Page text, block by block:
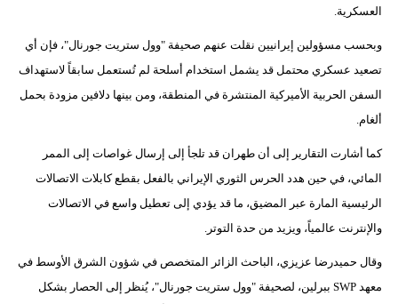
سيارات
العسكرية.
وبحسب مسؤولين إيرانيين نقلت عنهم صحيفة "وول ستريت جورنال"، فإن أي
تصعيد عسكري محتمل قد يشمل استخدام أسلحة لم تُستعمل سابقاً لاستهداف
السفن الحربية الأميركية المنتشرة في المنطقة، ومن بينها دلافين مزودة بحمل
ألغام.
كما أشارت التقارير إلى أن طهران قد تلجأ إلى إرسال غواصات إلى الممر
المائي، في حين هدد الحرس الثوري الإيراني بالفعل بقطع كابلات الاتصالات
الرئيسية المارة عبر المضيق، ما قد يؤدي إلى تعطيل واسع في الاتصالات
والإنترنت عالمياً، ويزيد من حدة التوتر.
وقال حميدرضا عزيزي، الباحث الزائر المتخصص في شؤون الشرق الأوسط في
معهد SWP ببرلين، لصحيفة "وول ستريت جورنال"، يُنظر إلى الحصار بشكل